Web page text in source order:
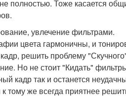
полностью. Тоже касается
увлечение фильтрами.
цвета гармоничны, и
решить проблему
Но не стоит "Кидать"
кадр так и останется
тому же всегда приятнее